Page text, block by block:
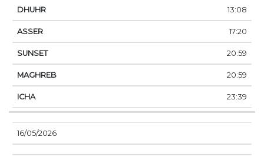
13:08
17:20
20:59
20:59
23:39
16/05/2026